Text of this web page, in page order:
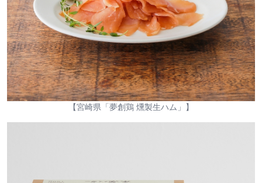
【宮崎県「夢創鶏 燻製生ハム」】